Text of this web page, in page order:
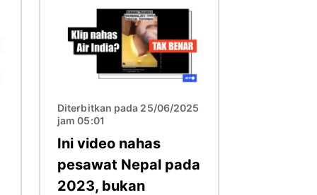
Diterbitkan pada 25/06/2025
jam 05:01
Ini video nahas
pesawat Nepal pada
2023, bukan